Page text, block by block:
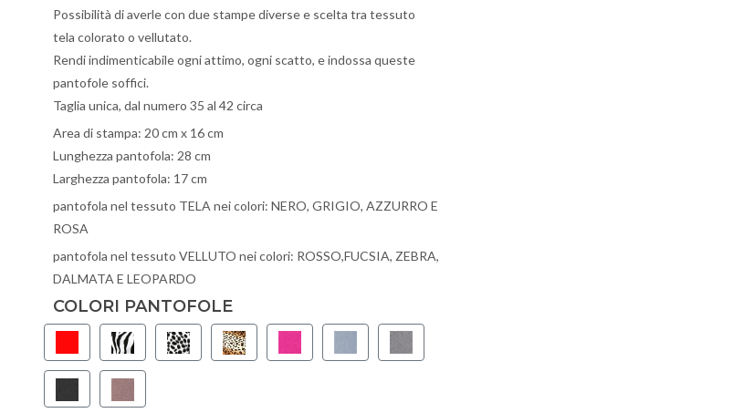
Possibilità di averle con due stampe diverse e scelta tra tessuto
tela colorato o vellutato.
Rendi indimenticabile ogni attimo, ogni scatto, e indossa queste
pantofole soffici.
Taglia unica, dal numero 35 al 42 circa
Area di stampa: 20 cm x 16 cm
Lunghezza pantofola: 28 cm
Larghezza pantofola: 17 cm
pantofola nel tessuto TELA nei colori: NERO, GRIGIO, AZZURRO E
ROSA
pantofola nel tessuto VELLUTO nei colori: ROSSO,FUCSIA, ZEBRA,
DALMATA E LEOPARDO
COLORI PANTOFOLE